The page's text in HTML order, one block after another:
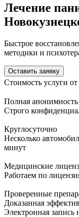
Лечение
Быстрое
методики и
Оставить заявку
Стоимость услуги
Полная анонимность
Строго
Круглосуточно
Несколько
минут
Медицинские
Работаем по
Проверенные
Доказанная
Электронная запись